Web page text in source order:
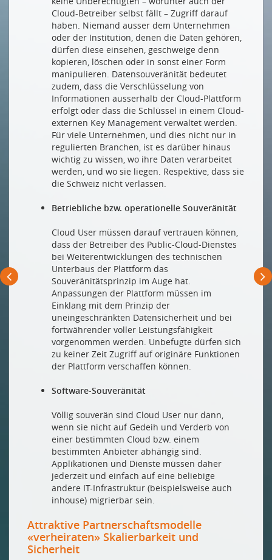
Cloud-Betreiber selbst fällt – Zugriff darauf
haben. Niemand ausser dem Unternehmen
oder der Institution, denen die Daten gehören,
dürfen diese einsehen, geschweige denn
kopieren, löschen oder in sonst einer Form
manipulieren. Datensouveränität bedeutet
zudem, dass die Verschlüsselung von
Informationen ausserhalb der Cloud-Plattform
erfolgt oder dass die Schlüssel in einem Cloud-
externen Key Management verwaltet werden.
Für viele Unternehmen, und dies nicht nur in
regulierten Branchen, ist es darüber hinaus
wichtig zu wissen, wo ihre Daten verarbeitet
werden, und wo sie liegen. Respektive, dass sie
die Schweiz nicht verlassen.
Betriebliche bzw. operationelle Souveränität
Cloud User müssen darauf vertrauen können,
dass der Betreiber des Public-Cloud-Dienstes
bei Weiterentwicklungen des technischen
Unterbaus der Plattform das
Souveränitätsprinzip im Auge hat.
Anpassungen der Plattform müssen im
Einklang mit dem Prinzip der
uneingeschränkten Datensicherheit und bei
fortwährender voller Leistungsfähigkeit
vorgenommen werden. Unbefugte dürfen sich
zu keiner Zeit Zugriff auf originäre Funktionen
der Plattform verschaffen können.
Software-Souveränität
Völlig souverän sind Cloud User nur dann,
wenn sie nicht auf Gedeih und Verderb von
einer bestimmten Cloud bzw. einem
bestimmten Anbieter abhängig sind.
Applikationen und Dienste müssen daher
jederzeit und einfach auf eine beliebige
andere IT-Infrastruktur (beispielsweise auch
inhouse) migrierbar sein.
Attraktive Partnerschaftsmodelle
«verheiraten» Skalierbarkeit und
Sicherheit